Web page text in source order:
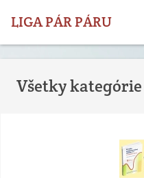
LIGA PÁR PÁRU
Všetky kategórie